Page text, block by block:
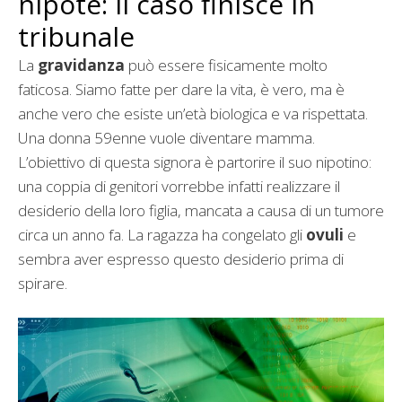
tribunale
La gravidanza può essere fisicamente molto
faticosa. Siamo fatte per dare la vita, è vero, ma è
anche vero che esiste un’età biologica e va rispettata.
Una donna 59enne vuole diventare mamma.
L’obiettivo di questa signora è partorire il suo nipotino:
una coppia di genitori vorrebbe infatti realizzare il
desiderio della loro figlia, mancata a causa di un tumore
circa un anno fa. La ragazza ha congelato gli ovuli e
sembra aver espresso questo desiderio prima di
spirare.